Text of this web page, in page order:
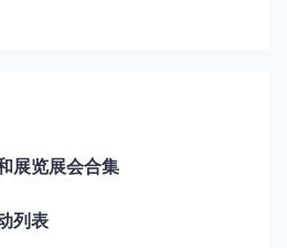
展览展会合集
列表